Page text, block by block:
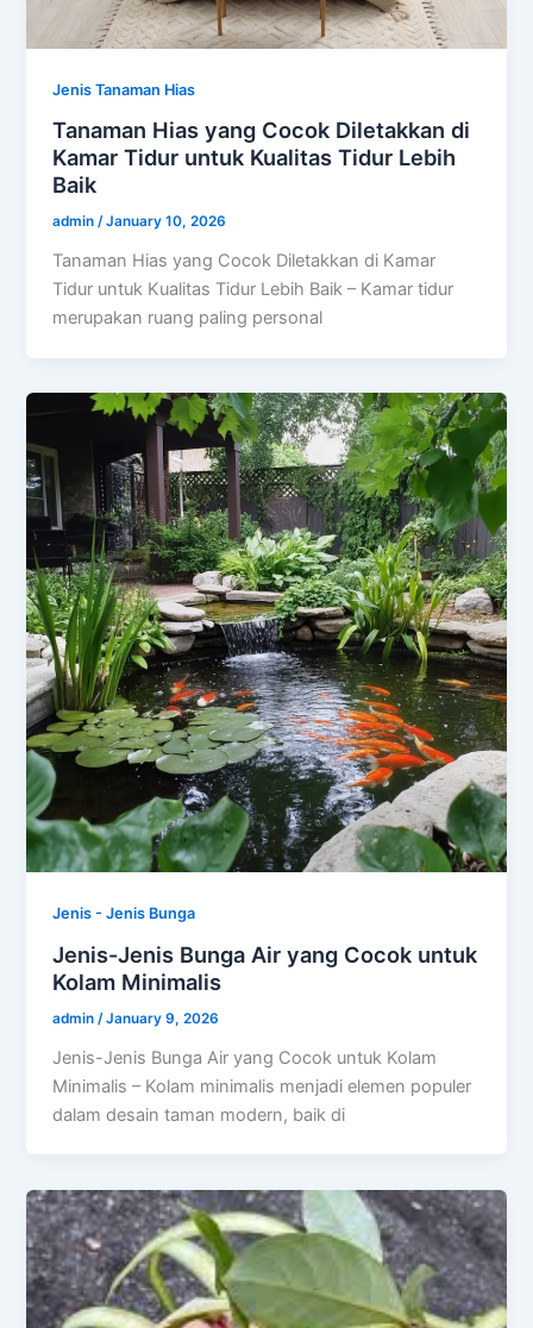
Jenis Tanaman Hias
Tanaman Hias yang Cocok Diletakkan di
Kamar Tidur untuk Kualitas Tidur Lebih
Baik
admin/January 10, 2026
Tanaman Hias yang Cocok Diletakkan di Kamar
Tidur untuk Kualitas Tidur Lebih Baik – Kamar tidur
merupakan ruang paling personal
Jenis - Jenis Bunga
Jenis-Jenis Bunga Air yang Cocok untuk
Kolam Minimalis
admin /January 9, 2026
Jenis-Jenis Bunga Air yang Cocok untuk Kolam
Minimalis – Kolam minimalis menjadi elemen populer
dalam desain taman modern, baik di